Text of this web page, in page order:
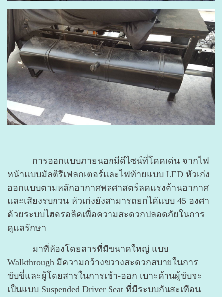
การออกแบบภายนอกมีดีไซน์ที่โดดเด่น จากไฟ
หน้าแบบมัลติรีเฟลกเตอร์และไฟท้ายแบบ LED หัวเก่ง
ออกแบบตามหลักอากาศพลศาสตร์ลดแรงต้านอากาศ
และเสียงรบกวน หัวเก่งยังสามารถยกได้แบบ 45 องศา
ด้วยระบบไฮดรอลิคเพื่อความสะดวกปลอดภัยในการ
ดูแลรักษา
มาที่ห้องโดยสารที่มีขนาดใหญ่ แบบ
Walkthrough มีความกว้างขวางสะดวกสบายในการ
ขับขี่และผู้โดยสารในการเข้า-ออก เบาะด้านผู้ขับจะ
เป็นแบบ Suspended Driver Seat ที่มีระบบกันสะเทือน